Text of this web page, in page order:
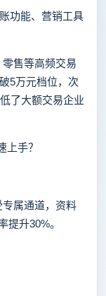
功能、营销工具
售等高频交易
5万元档位，次
了大额交易企业
手？
属通道，资料
提升30%。